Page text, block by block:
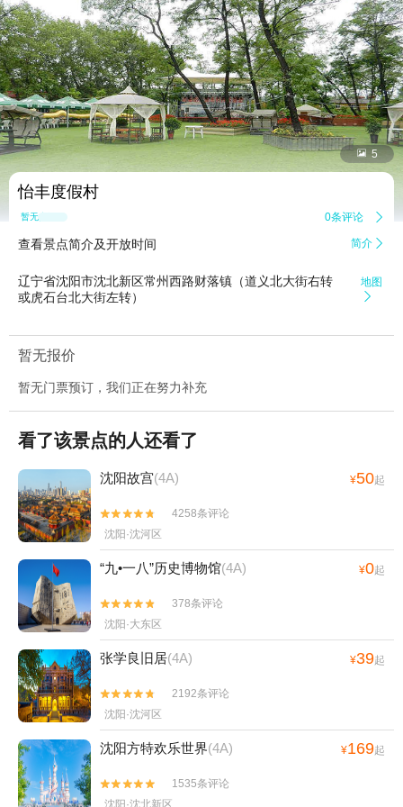
 5
怡丰度假村
暂无点评 0条评论 
查看景点简介及开放时间 简介 
辽宁省沈阳市沈北新区常州西路财落镇（道义北大街右转
或虎石台北大街左转）
地图

暂无报价
暂无门票预订，我们正在努力补充
看了该景点的人还看了
沈阳故宫(4A) ¥50起


4258条评论
沈阳·沈河区
“九•一八”历史博物馆(4A) ¥0起


378条评论
沈阳·大东区
张学良旧居(4A) ¥39起


2192条评论
沈阳·沈河区
沈阳方特欢乐世界(4A) ¥169起


1535条评论
